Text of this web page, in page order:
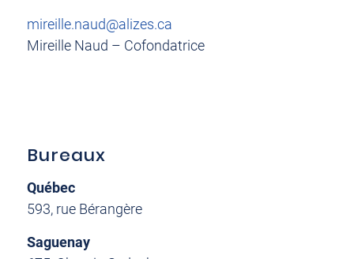
mireille.naud@alizes.ca
Mireille Naud – Cofondatrice
Bureaux
Québec
593, rue Bérangère
Saguenay